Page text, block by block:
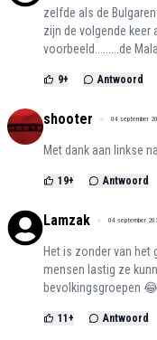
zelfde als de
zijn de volgende keer
voorbeeld.........de
9+ Antwoord
shooter 04 september
Met dank aan linkse
19+ Antwoord
Lamzak 04 september
Het is zonder van het
mensen lastig ze
bevolkingsgroepen
11+ Antwoord